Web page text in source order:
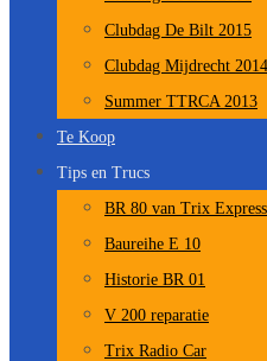
Clubdag De Bilt 2015
Clubdag Mijdrecht 2014
Summer TTRCA 2013
Te Koop
Tips en Trucs
BR 80 van Trix
Baureihe E 10
Historie BR 01
V 200 reparatie
Trix Radio Car